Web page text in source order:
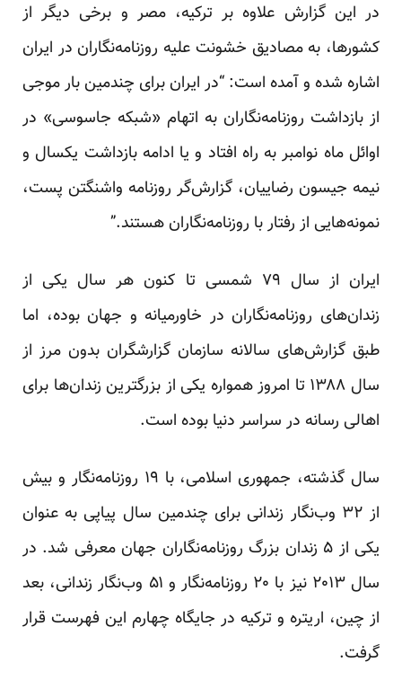
در این گزارش علاوه بر ترکیه، مصر و برخی دیگر از
کشورها، به مصادیق خشونت علیه روزنامه‌نگاران در ایران
اشاره شده و آمده است: “در ایران برای چندمین بار موجی
از بازداشت روزنامه‌نگاران به اتهام «شبکه جاسوسی» در
اوائل ماه نوامبر به راه افتاد و یا ادامه بازداشت یکسال و
نیمه جیسون رضاییان، گزارش‌گر روزنامه واشنگتن پست،
نمونه‌هایی از رفتار با روزنامه‌نگاران هستند.”
ایران از سال ۷۹ شمسی تا کنون هر سال یکی از
زندان‌های روزنامه‌نگاران در خاورمیانه و جهان بوده‌، اما
طبق گزارش‌های سالانه سازمان گزارشگران بدون مرز از
سال ۱۳۸۸ تا امروز همواره یکی از بزرگترین زندان‌ها برای
اهالی رسانه در سراسر دنیا بوده است.
سال گذشته، جمهوری اسلامی، با ۱۹ روزنامه‌نگار و بیش
از ۳۲ وب‌نگار زندانی برای چندمین سال پیاپی به عنوان
یکی از ۵ زندان بزرگ روزنامه‌نگاران جهان معرفی شد. در
سال ۲۰۱۳ نیز با ۲۰ روزنامه‌نگار و ۵۱ وب‌نگار زندانی، بعد
از چین، اریتره و ترکیه در جایگاه چهارم این فهرست قرار
گرفت.